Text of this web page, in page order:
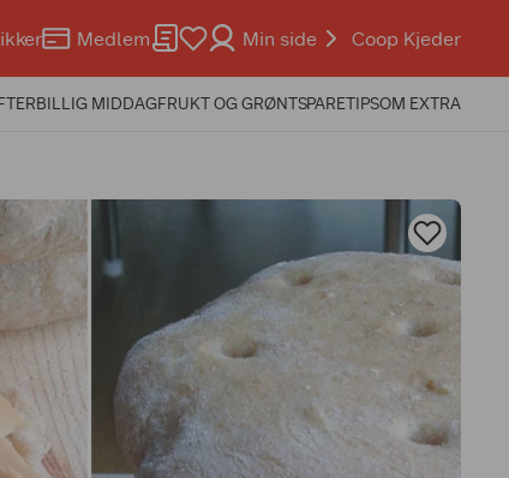
Medlem Min side Coop Kjeder
BILLIG MIDDAGFRUKT OG GRØNTSPARETIPSOM EXTRA